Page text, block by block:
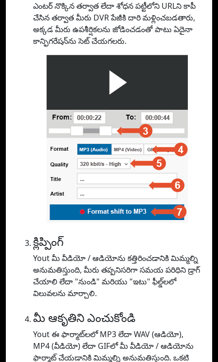
ఎంటర్ నొక్కిన తర్వాత లేదా శోధన పట్టీలోని URLని కాపీ
చేసిన తర్వాత మీరు DVR పేజీకి దారి మళ్లించబడతారు,
అక్కడ మీరు ఉపశీర్షికలను జోడించడంతో పాటు ఏదైనా
కాన్ఫిగరేషన్‌ను సెట్ చేయగలరు.
క్లిప్పింగ్
Yout మీ వీడియో / ఆడియోను కత్తిరించడానికి మిమ్మల్ని
అనుమతిస్తుంది, మీరు తప్పనిసరిగా సమయ పరిధిని డ్రాగ్
చేయాలి లేదా "నుండి" మరియు "ఇటు" ఫీల్డ్‌లలో
విలువలను మార్చాలి.
మీ ఆకృతిని ఎంచుకోండి
Yout ఈ ఫార్మాట్‌లలో MP3 లేదా WAV (ఆడియో),
MP4 (వీడియో) లేదా GIFలో మీ వీడియో / ఆడియోను
ఫార్మాట్ చేయడానికి మిమ్మల్ని అనుమతిస్తుంది. ఒకటి